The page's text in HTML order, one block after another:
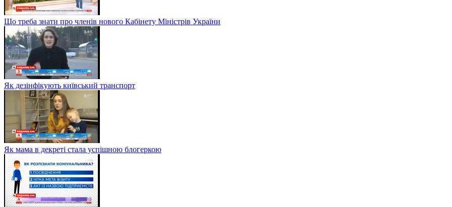
Що треба знати про членів нового Кабінету Міністрів України
Як дезінфікують київський транспорт
Як мама в декреті стала успішною блогеркою